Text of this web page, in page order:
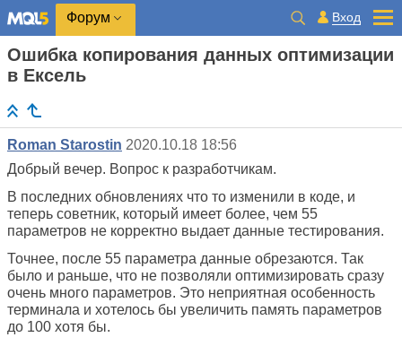
Форум Вход
Ошибка копирования данных оптимизации
в Ексель
Roman Starostin 2020.10.18 18:56
Добрый вечер. Вопрос к разработчикам.
В последних обновлениях что то изменили в коде, и
теперь советник, который имеет более, чем 55
параметров не корректно выдает данные тестирования.
Точнее, после 55 параметра данные обрезаются. Так
было и раньше, что не позволяли оптимизировать сразу
очень много параметров. Это неприятная особенность
терминала и хотелось бы увеличить память параметров
до 100 хотя бы.